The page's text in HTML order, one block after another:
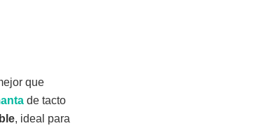
que
de tacto
, ideal para